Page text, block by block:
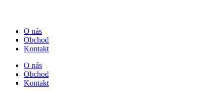
O nás
Obchod
Kontakt
O nás
Obchod
Kontakt